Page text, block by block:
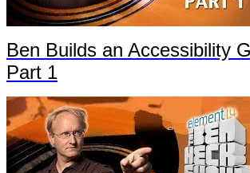
Ben Builds an Accessibility
Part 1